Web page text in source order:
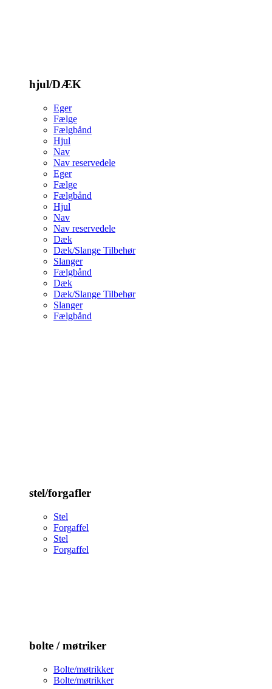
hjul/DÆK
Eger
Fælge
Fælgbånd
Hjul
Nav
Nav reservedele
Eger
Fælge
Fælgbånd
Hjul
Nav
Nav reservedele
Dæk
Dæk/Slange Tilbehør
Slanger
Fælgbånd
Dæk
Dæk/Slange Tilbehør
Slanger
Fælgbånd
stel/forgafler
Stel
Forgaffel
Stel
Forgaffel
bolte / møtriker
Bolte/møtrikker
Bolte/møtrikker